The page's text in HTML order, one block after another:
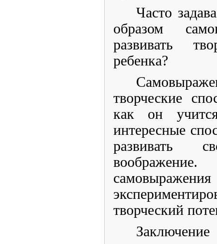
Часто
образом
развивать
ребенка?
творческие
как он
интересные
развивать
творческий
Заключение